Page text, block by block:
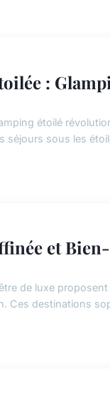
:
étoilé
séjours sous les
et
de luxe
Ces destinations